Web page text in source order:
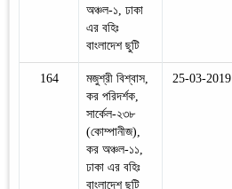
অঞ্চল-১, ঢাকা
এর বহিঃ
বাংলাদেশ ছুটি
164
মজুশ্রী বিশ্বাস,
কর পরিদর্শক,
সার্কেল-২৩৮
(কোম্পানীজ),
কর অঞ্চল-১১,
ঢাকা এর বহিঃ
বাংলাদেশ ছুটি
25-03-2019